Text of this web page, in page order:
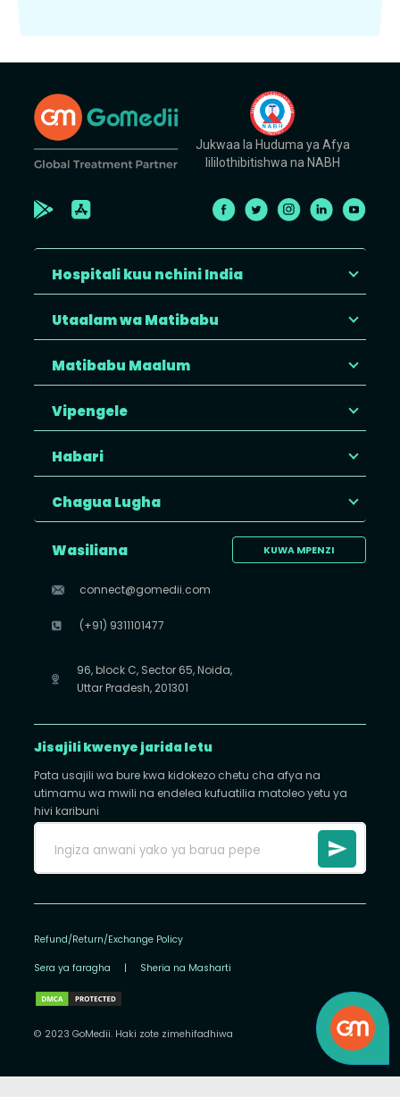
Jukwaa la Huduma ya Afya
lililothibitishwa na NABH
Hospitali kuu nchini India
Utaalam wa Matibabu
Matibabu Maalum
Vipengele
Habari
Chagua Lugha
KUWA MPENZI
Wasiliana
connect@gomedii.com
(+91) 9311101477
96, block C, Sector 65, Noida,
Uttar Pradesh, 201301
Jisajili kwenye jarida letu
Pata usajili wa bure kwa kidokezo chetu cha afya na
utimamu wa mwili na endelea kufuatilia matoleo yetu ya
hivi karibuni
Refund/Return/Exchange Policy
Sera ya faragha | Sheria na Masharti
© 2023 GoMedii. Haki zote zimehifadhiwa